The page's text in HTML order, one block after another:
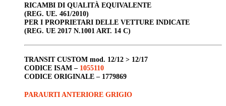
RICAMBI DI QUALITÀ EQUIVALENTE
(REG. UE. 461/2010)
PER I PROPRIETARI DELLE VETTURE INDICATE
(REG. UE 2017 N.1001 ART. 14 C)
TRANSIT CUSTOM mod. 12/12 > 12/17
CODICE ISAM – 1055110
CODICE ORIGINALE – 1779869
PARAURTI ANTERIORE GRIGIO